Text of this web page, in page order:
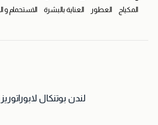
المكياج العطور العناية بالبشرة الاستحمام و
لندن بوتنكال